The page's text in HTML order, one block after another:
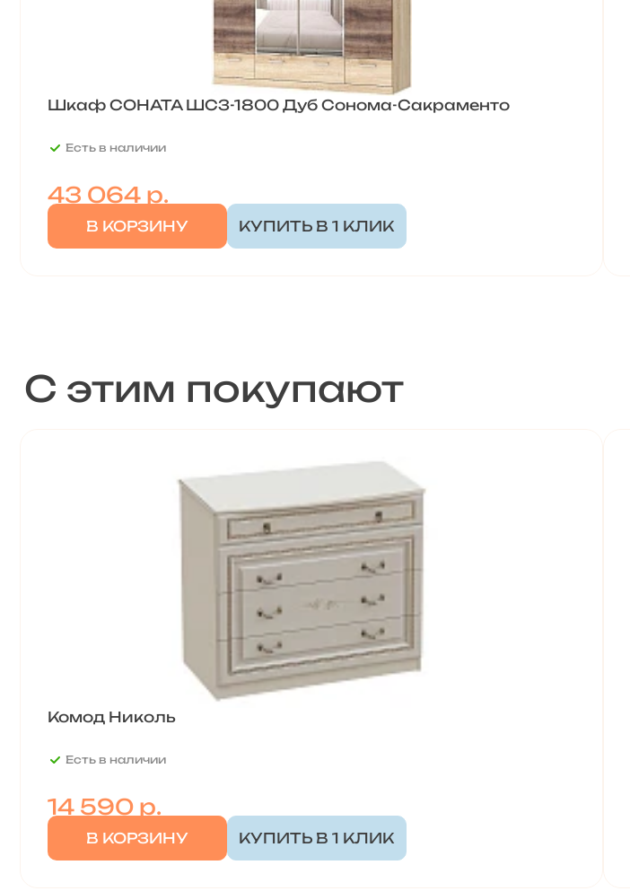
Шкаф СОНАТА ШСЗ-1800 Дуб Сонома-Сакраменто
Есть в наличии
43 064р.
В КОРЗИНУ КУПИТЬ В 1 КЛИК
С этим покупают
Комод Николь
Есть в наличии
14 590р.
В КОРЗИНУ КУПИТЬ В 1 КЛИК